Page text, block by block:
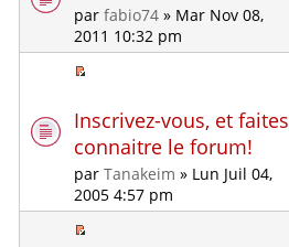
parfabio74 » Mar Nov 08,
2011 10:32 pm
Inscrivez-vous, et faites
connaitre le forum!
parTanakeim » Lun Juil 04,
2005 4:57 pm